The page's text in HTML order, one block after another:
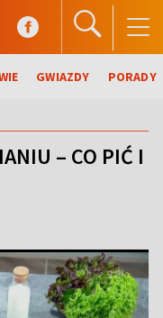
GWIAZDY PORADY
– CO PIĆ I